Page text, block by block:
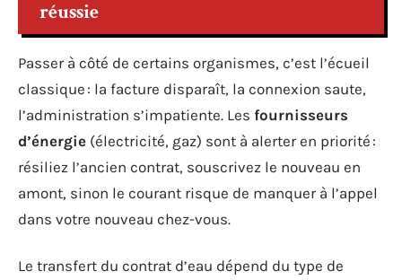
réussie
Passer à côté de certains organismes, c’est l’écueil
classique : la facture disparaît, la connexion saute,
l’administration s’impatiente. Les fournisseurs
d’énergie (électricité, gaz) sont à alerter en priorité :
résiliez l’ancien contrat, souscrivez le nouveau en
amont, sinon le courant risque de manquer à l’appel
dans votre nouveau chez-vous.
Le transfert du contrat d’eau dépend du type de